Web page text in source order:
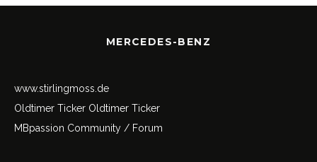
MERCEDES-BENZ
www.stirlingmoss.de
Oldtimer Ticker Oldtimer Ticker
MBpassion Community / Forum